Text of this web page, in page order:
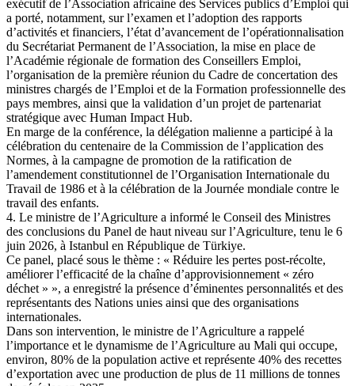
exécutif de l’Association africaine des Services publics d’Emploi qui
a porté, notamment, sur l’examen et l’adoption des rapports
d’activités et financiers, l’état d’avancement de l’opérationnalisation
du Secrétariat Permanent de l’Association, la mise en place de
l’Académie régionale de formation des Conseillers Emploi,
l’organisation de la première réunion du Cadre de concertation des
ministres chargés de l’Emploi et de la Formation professionnelle des
pays membres, ainsi que la validation d’un projet de partenariat
stratégique avec Human Impact Hub.
En marge de la conférence, la délégation malienne a participé à la
célébration du centenaire de la Commission de l’application des
Normes, à la campagne de promotion de la ratification de
l’amendement constitutionnel de l’Organisation Internationale du
Travail de 1986 et à la célébration de la Journée mondiale contre le
travail des enfants.
4. Le ministre de l’Agriculture a informé le Conseil des Ministres
des conclusions du Panel de haut niveau sur l’Agriculture, tenu le 6
juin 2026, à Istanbul en République de Türkiye.
Ce panel, placé sous le thème : « Réduire les pertes post-récolte,
améliorer l’efficacité de la chaîne d’approvisionnement « zéro
déchet » », a enregistré la présence d’éminentes personnalités et des
représentants des Nations unies ainsi que des organisations
internationales.
Dans son intervention, le ministre de l’Agriculture a rappelé
l’importance et le dynamisme de l’Agriculture au Mali qui occupe,
environ, 80% de la population active et représente 40% des recettes
d’exportation avec une production de plus de 11 millions de tonnes